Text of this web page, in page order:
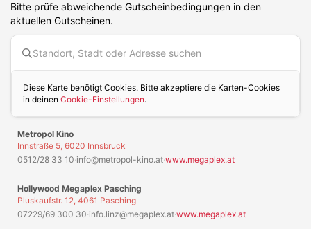
Bitte prüfe abweichende Gutscheinbedingungen in den
aktuellen Gutscheinen.
Diese Karte benötigt Cookies. Bitte akzeptiere die Karten-Cookies
in deinen Cookie-Einstellungen.
Metropol Kino
Innstraße 5, 6020 Innsbruck
0512/28 33 10·info@metropol-kino.at·www.megaplex.at
Hollywood Megaplex Pasching
Pluskaufstr. 12, 4061 Pasching
07229/69 300 30·info.linz@megaplex.at·www.megaplex.at